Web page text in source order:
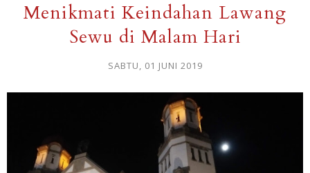
Menikmati Keindahan Lawang
Sewu di Malam Hari
SABTU, 01 JUNI 2019